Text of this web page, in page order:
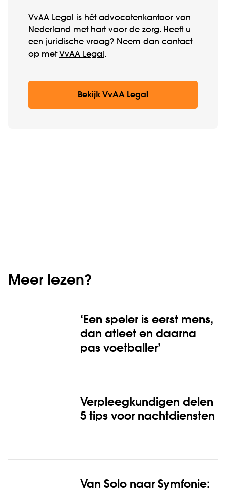
VvAA Legal is hét advocatenkantoor van
Nederland met hart voor de zorg. Heeft u
een juridische vraag? Neem dan contact
op met VvAA Legal .
Bekijk VvAA Legal
Meer lezen?
‘Een speler is eerst mens,
dan atleet en daarna
pas voetballer’
Verpleegkundigen delen
5 tips voor nachtdiensten
Van Solo naar Symfonie: